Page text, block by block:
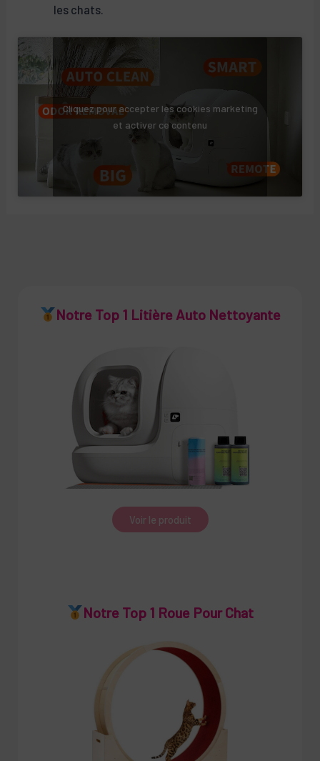
les chats.
Cliquez pour accepter les cookies marketing
et activer ce contenu
Notre Top 1 Litière Auto Nettoyante
Voir le produit
Notre Top 1 Roue Pour Chat